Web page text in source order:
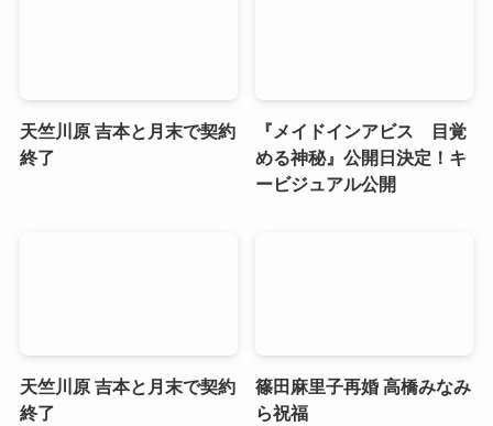
天竺川原 吉本と月末で契約
終了
『メイドインアビス 目覚
める神秘』公開日決定！キ
ービジュアル公開
天竺川原 吉本と月末で契約
終了
篠田麻里子再婚 高橋みなみ
ら祝福